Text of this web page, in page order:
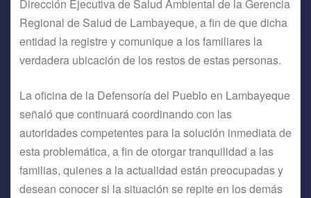
Dirección Ejecutiva de Salud Ambiental de la Gerencia
Regional de Salud de Lambayeque, a fin de que dicha
entidad la registre y comunique a los familiares la
verdadera ubicación de los restos de estas personas.
La oficina de la Defensoría del Pueblo en Lambayeque
señaló que continuará coordinando con las
autoridades competentes para la solución inmediata de
esta problemática, a fin de otorgar tranquilidad a las
familias, quienes a la actualidad están preocupadas y
desean conocer si la situación se repite en los demás